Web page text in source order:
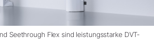
Seethrough Flex sind leistungsstarke DVT-